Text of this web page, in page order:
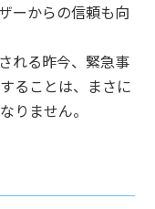
ーからの信頼も向
れる昨今、緊急事
ることは、まさに
りません。